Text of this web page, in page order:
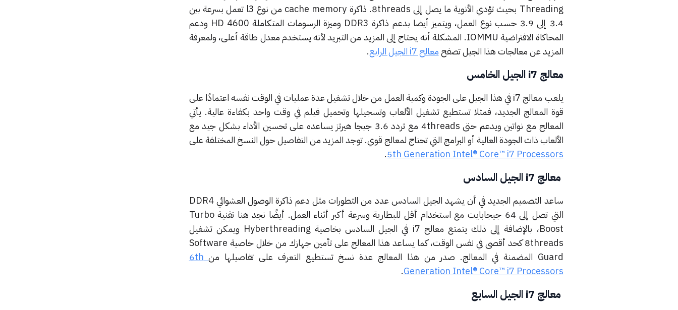
Threading بحيث تؤدي الأنوية ما يصل إلى 8threads.
ذاكرة cache memory من نوع l3 تعمل بسرعة بين
3.4 إلى 3.9 حسب نوع العمل، ويتميز أيضا بدعم ذاكرة DDR3 وميزة الرسومات المتكاملة HD 4600 ودعم
المحاكاة الافتراضية IOMMU.
المشكلة أنه يحتاج إلى المزيد من التبريد لأنه يستخدم معدل طاقة أعلى، ولمعرفة
المزيد عن معالجات هذا الجيل تصفحمعالج i7 الجيل الرابع .
معالج i7 الجيل الخامس
يلعب معالج i7 في هذا الجيل على الجودة وكمية العمل من خلال تشغيل عدة عمليات في الوقت نفسه اعتمادًا على
قوة المعالج الجديد، فمثلا تستطيع تشغيل الألعاب وتسجيلها وتحميل فيلم في وقت واحد بكفاءة عالية. يأتي
المعالج مع نواتين ويدعم حتى 4threads مع تردد 3.6 جيجا هيرتز يساعده على تحسين الأداء بشكل جيد مع
الألعاب ذات الجودة العالية أو البرامج التي تحتاج لمعالج قوي.توجد المزيد من التفاصيل حول النسخ المختلفة على
5th Generation Intel® Core™ i7 Processors
.
معالج i7 الجيل السادس
ساعد التصميم الجديد في أن يشهد الجيل السادس عدد من التطورات مثل دعم ذاكرة الوصول العشوائي DDR4
التي تصل إلى 64 جيجابايت مع استخدام أقل للبطارية وسرعة أكبر أثناء العمل.
أيضًا نجد هنا تقنية Turbo
Boost، بالإضافة إلى ذلك يتمتع معالج i7 في الجيل السادس بخاصية Hyberthreading ويمكن تشغيل
8threads كحد أقصى في نفس الوقت، كما يساعد هذا المعالج على تأمين جهازك من خلال خاصية Software
Guard المضمنة في المعالج.
صدر من هذا المعالج عدة نسخ تستطيع التعرف على تفاصيلها من 6th
Generation Intel® Core™ i7 Processors
.
معالج i7 الجيل السابع